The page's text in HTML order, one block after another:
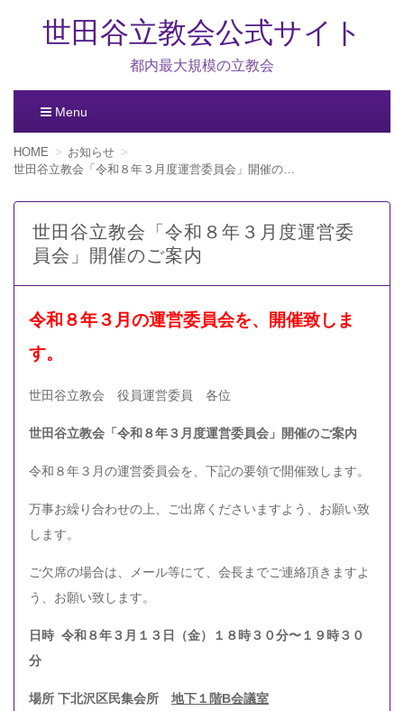
世田谷立教会公式サイト
都内最大規模の立教会
Menu
コ
ン
ン
へ
移
HOME
お知らせ
世田谷立教会「令和８年３月度運営委員会」開催のご案内
世田谷立教会「令和８年３月度運営委
員会」開催のご案内
令和８年３ 月の運営委員会を、開催致しま
す。
世田谷立教会 役員運営委員 各位
世田谷立教会「令和８年３月度運営委員会」開催のご案内
令和８年３月の運営委員会を、下記の要領で開催致します。
万事お繰り合わせの上、ご出席くださいますよう、お願い致
します。
ご欠席の場合は、メール等にて、会長までご連絡頂きますよ
う、お願い致します。
日時 令和８年３ 月１３日（金）
１８時３０分〜１９時３０
分
場所 下北沢区民集会所 地下１階B会議室